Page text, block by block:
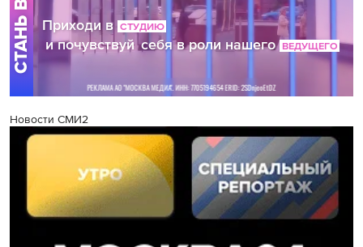
Новости СМИ2